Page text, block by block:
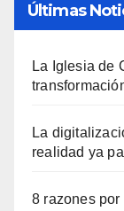
Últimas
La Iglesia de
La
realidad ya
8 razones